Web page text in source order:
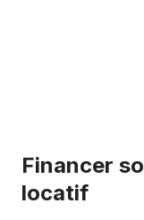
Financer
locatif